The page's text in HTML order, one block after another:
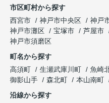
趣味を楽しむ時間が
これからの暮らしを
り、住み替えを決断
ます。
「立地も良く、長期
と話され、このビル
になりました。
長年守ってきた資産
き、家族全員が納得
「レ・ジェイド西宮
購入とのタイミング
明してくださいまし
販売活動では、西宮
ガーデンズ、教育施
した。
市区町村から探す
西宮市
神戸市中央区 神戸
神戸市灘区
宝塚市 芦屋市
神戸市須磨区
町名から探す
高須町
生瀬武庫川町 魚崎
御影山手
森北町 本山南町
沿線から探す